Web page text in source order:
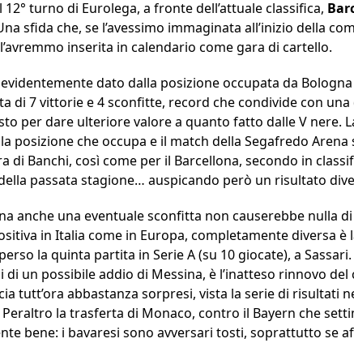
12° turno di Eurolega, a fronte dell’attuale classifica,
sfida che, se l’avessimo immaginata all’inizio della
inserita in calendario come gara di cartello.
dato dalla posizione occupata da
di 7 vittorie e 4 sconfitte, record che condivide con
per dare ulteriore valore a quanto fatto dalle V nere.
posizione che occupa e il match della Segafredo
di Banchi, così come per il Barcellona, secondo in
passata stagione… auspicando però un risultato
anche una eventuale sconfitta non causerebbe nulla
in Italia come in Europa, completamente diversa è
la quinta partita in Serie A (su 10 giocate), a
di un possibile addio di Messina, è l’inatteso rinnovo
tutt’ora abbastanza sorpresi, vista la serie di risultati
la trasferta di Monaco, contro il Bayern che
bene: i bavaresi sono avversari tosti, soprattutto se